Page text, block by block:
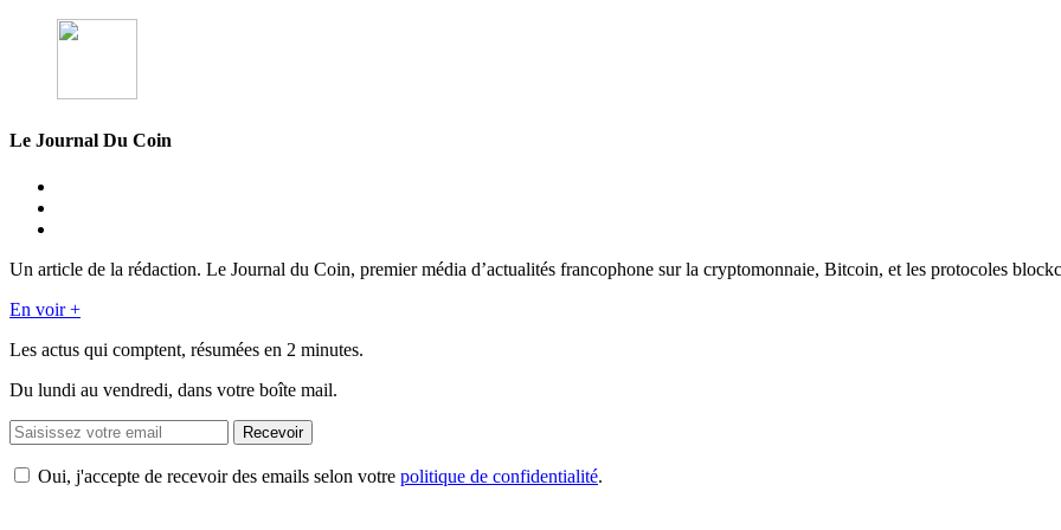
Le Journal Du Coin
Un article de la rédaction. Le Journal du Coin, premier média d’actualités francophone sur la cryptomonnaie, Bitcoin, et les protocoles
En voir +
Les actus qui comptent, résumées en 2 minutes.
Du lundi au vendredi, dans votre boîte mail.
Recevoir
Oui, j'accepte de recevoir des emails selon votre politique de confidentialité.